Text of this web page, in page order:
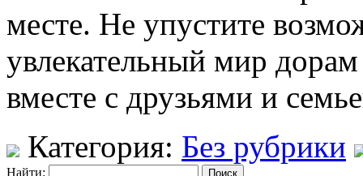
месте. Не упустите
увлекательный мир
вместе с друзьями и
Категория: Без рубрики
Найти: